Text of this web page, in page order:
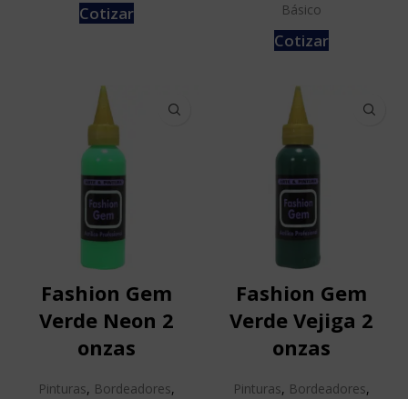
Cotizar
Básico
Cotizar
Fashion Gem
Verde Neon 2
onzas
Pinturas, Bordeadores,
Fashion Gem
Verde Vejiga 2
onzas
Pinturas, Bordeadores,